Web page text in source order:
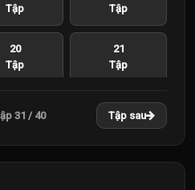
Tập
Tập
20
Tập
21
Tập
Tập
24
Tập
26
27
31 / 40 Tập sau